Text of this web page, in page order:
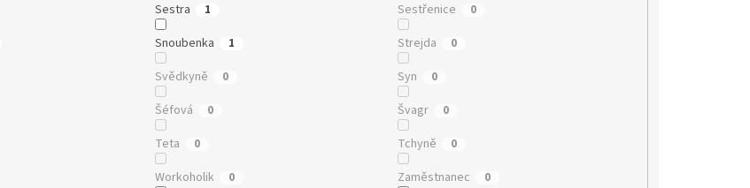
Sestra 1 Sestřenice 0
Snoubenka 1 Strejda 0
Svědkyně 0 Syn 0
Šéfová 0 Švagr 0
Teta 0 Tchyně 0
Workoholik 0 Zaměstnanec 0